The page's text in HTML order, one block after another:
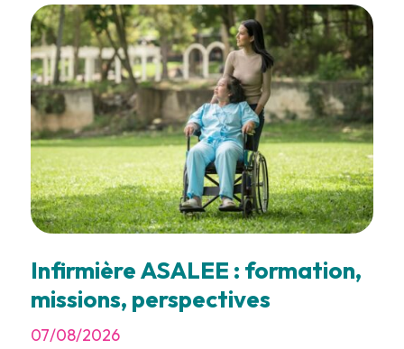
Infirmière ASALEE : formation,
missions, perspectives
07/08/2026